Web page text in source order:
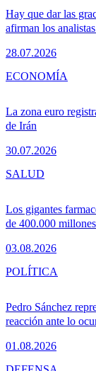
Hay que dar las
afirman los
28.07.2026
La zona euro
de Irán
30.07.2026
ECONOMÍA
Los gigantes
de 400.000
03.08.2026
SALUD
Pedro Sánchez
reacción ante lo
01.08.2026
POLÍTICA